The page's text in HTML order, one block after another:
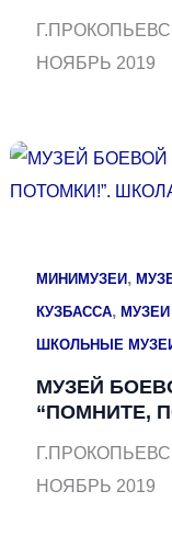
НОЯБРЬ 2019
МИНИМУЗЕИ ,
КУЗБАССА,
ШКОЛЬНЫЕ
МУЗЕЙ
“ПОМНИТЕ,
НОЯБРЬ 2019